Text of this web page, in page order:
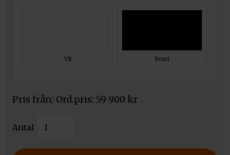
Vit Svart
Pris från: 59 900 kr
Antal
spisinsats